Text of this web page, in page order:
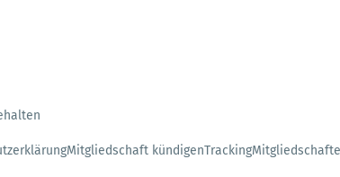
Mitgliedschaft kündigenTracking